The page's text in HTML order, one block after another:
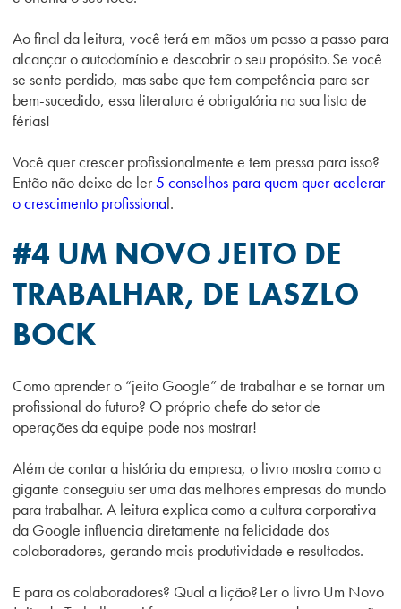
Ao final da leitura, você terá em mãos um passo a passo para
alcançar o autodomínio e descobrir o seu propósito. Se você
se sente perdido, mas sabe que tem competência para ser
bem-sucedido, essa literatura é obrigatória na sua lista de
férias!
Você quer crescer profissionalmente e tem pressa para isso?
Então não deixe de ler5 conselhos para quem quer acelerar
o crescimento profissional.
#4 UM NOVO JEITO DE
TRABALHAR, DE LASZLO
BOCK
Como aprender o “jeito Google” de trabalhar e se tornar um
profissional do futuro? O próprio chefe do setor de
operações da equipe pode nos mostrar!
Além de contar a história da empresa, o livro mostra como a
gigante conseguiu ser uma das melhores empresas do mundo
para trabalhar. A leitura explica como a cultura corporativa
da Google influencia diretamente na felicidade dos
colaboradores, gerando mais produtividade e resultados.
E para os colaboradores? Qual a lição? Ler o livro Um Novo